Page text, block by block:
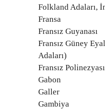
Folkland Adaları,
Fransa
Fransız Guyanası
Fransız Güney
Adaları)
Fransız Polinezyası
Gabon
Galler
Gambiya